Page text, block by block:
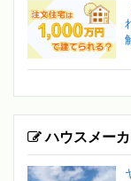
ハウスメー